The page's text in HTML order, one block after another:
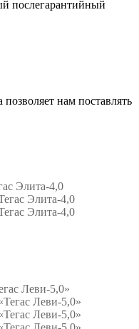
послегарантийный
нам поставлять
Элита-4,0
Леви-5,0»